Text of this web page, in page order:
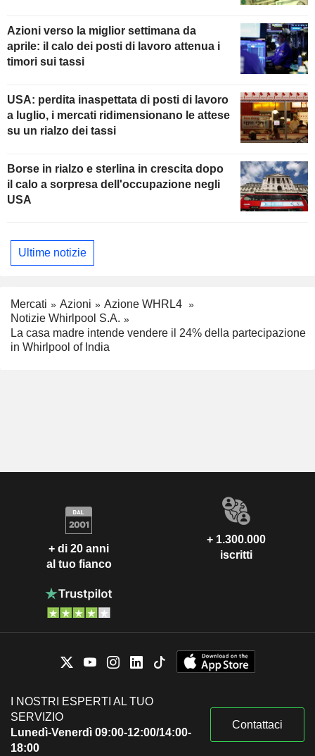
Azioni verso la miglior settimana da
aprile: il calo dei posti di lavoro attenua i
timori sui tassi
USA: perdita inaspettata di posti di lavoro
a luglio, i mercati ridimensionano le attese
su un rialzo dei tassi
Borse in rialzo e sterlina in crescita dopo
il calo a sorpresa dell'occupazione negli
USA
Ultime notizie
Mercati Azioni
Azione WHRL4
Notizie Whirlpool S.A.
La casa madre intende vendere il 24% della partecipazione
in Whirlpool of India
+ di 20 anni
al tuo fianco
+ 1.300.000
iscritti
I NOSTRI ESPERTI AL TUO
SERVIZIO
Lunedì-Venerdì 09:00-12:00/14:00-
18:00
Contattaci